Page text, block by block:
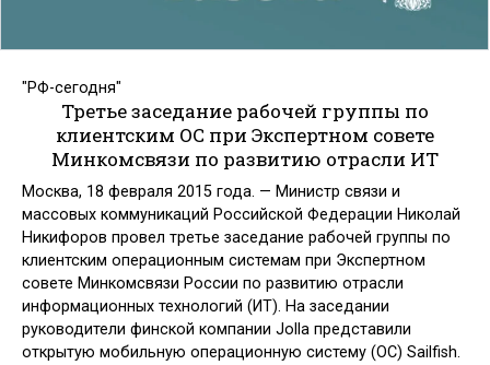
"РФ-сегодня"
Третье заседание рабочей группы по
клиентским ОС при Экспертном совете
Минкомсвязи по развитию отрасли ИТ
Москва, 18 февраля 2015 года. — Министр связи и
массовых коммуникаций Российской Федерации Николай
Никифоров провел третье заседание рабочей группы по
клиентским операционным системам при Экспертном
совете Минкомсвязи России по развитию отрасли
информационных технологий (ИТ). На заседании
руководители финской компании Jolla представили
открытую мобильную операционную систему (ОС) Sailfish.